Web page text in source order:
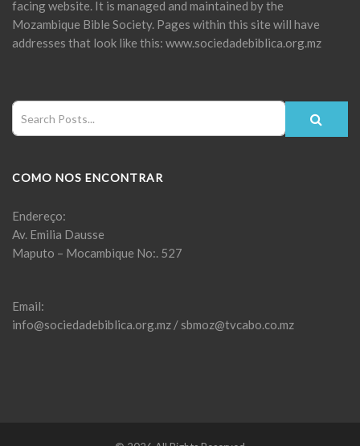
facing website. It is managed and maintained by the
Mozambique Bible Society. Pages within this site will have
addresses that look like this: www.sociedadebiblica.org.mz
COMO NOS ENCONTRAR
Endereço:
Av. Emilia Dausse
Maputo – Mocambique No:. 527
Email:
info@sociedadebiblica.org.mz / sbmoz@tvcabo.co.mz